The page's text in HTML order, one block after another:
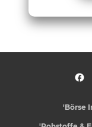
'Börse